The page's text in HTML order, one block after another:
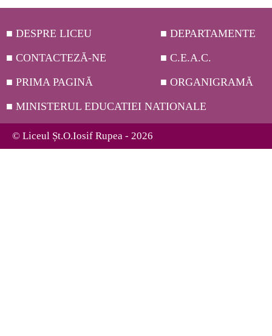
■ DESPRE LICEU
■ DEPARTAMENTE
■ CONTACTEZĂ-NE
■ C.E.A.C.
■ PRIMA PAGINĂ
■ ORGANIGRAMĂ
■ MINISTERUL EDUCATIEI NATIONALE
© Liceul Șt.O.Iosif Rupea - 2026